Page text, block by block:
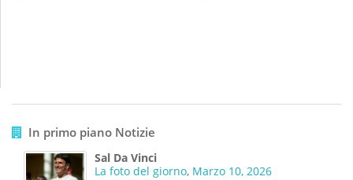
In primo piano Notizie
Sal Da Vinci
La foto del giorno, Marzo 10, 2026